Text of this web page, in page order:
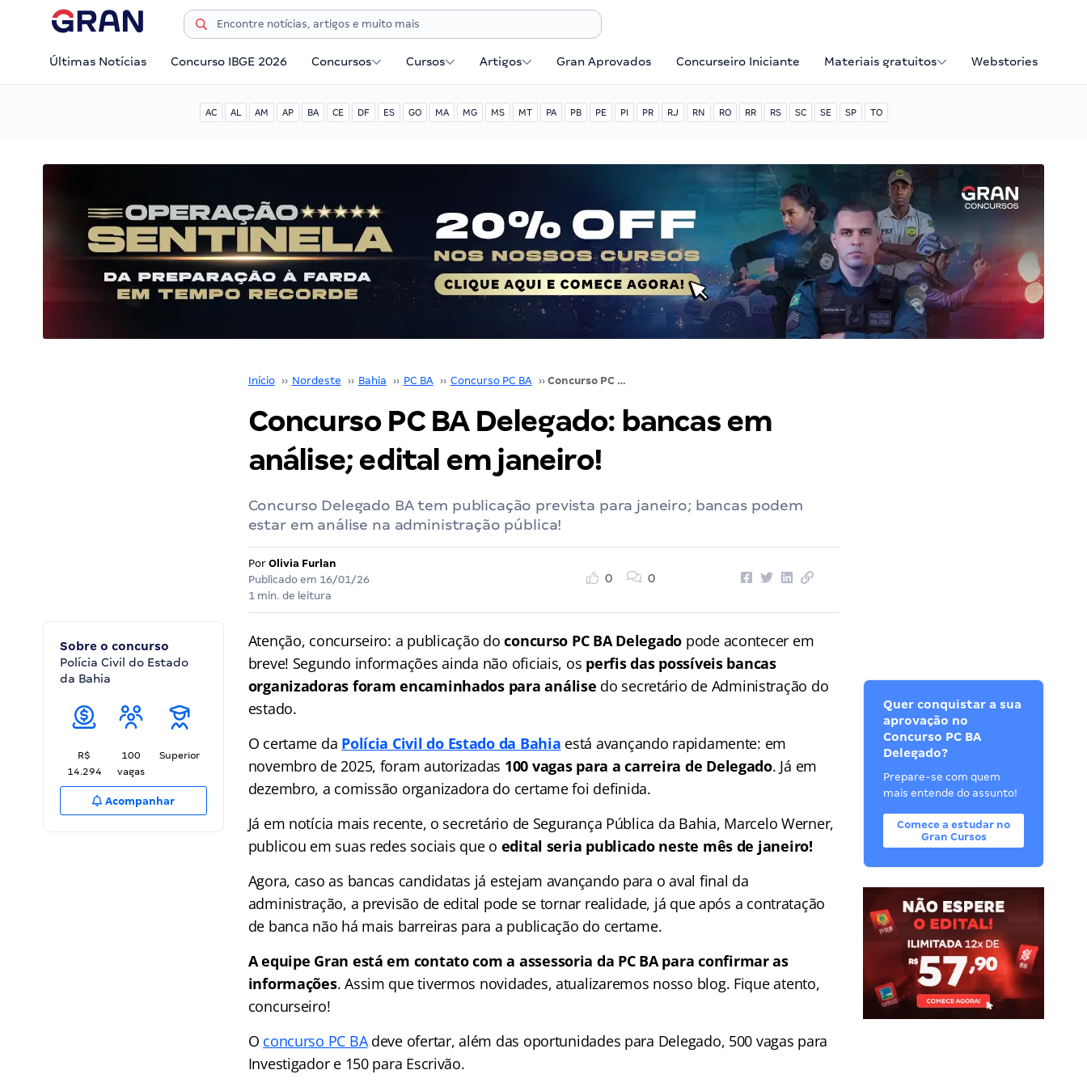
Últimas Notícias Concurso IBGE 2026 Concursos Cursos Artigos Gran Aprovados Concurseiro Iniciante Materiais gratuitos Webstories
AC AL AM AP BA CE DF ES GO MA MG MS MT PA PB PE PI PR RJ RN RO RR RS SC SE SP TO
Início ›› Nordeste ›› Bahia ›› PC BA ›› Concurso PC BA ›› Concurso PC BA Delegado: bancas em análise; edital em janeiro!
Concurso PC BA Delegado: bancas em
análise; edital em janeiro!
Concurso Delegado BA tem publicação prevista para janeiro; bancas podem
estar em análise na administração pública!
Por Olivia Furlan
Publicado em 16/01/26
1 min. de leitura
0 0
Sobre o concurso
Polícia Civil do Estado
da Bahia
R$
14.294
100
vagas
Superior
Acompanhar
Atenção, concurseiro: a publicação doconcurso PC BA Delegado pode acontecer em
breve! Segundo informações ainda não oficiais, os perfis das possíveis bancas
organizadoras foram encaminhados para análise do secretário de Administração do
estado.
O certame da Polícia Civil do Estado da Bahia está avançando rapidamente: em
novembro de 2025, foram autorizadas 100 vagas para a carreira de Delegado. Já em
dezembro, a comissão organizadora do certame foi definida.
Já em notícia mais recente, o secretário de Segurança Pública da Bahia, Marcelo Werner,
publicou em suas redes sociais que o edital seria publicado neste mês de janeiro!
Agora, caso as bancas candidatas já estejam avançando para o aval final da
administração, a previsão de edital pode se tornar realidade, já que após a contratação
de banca não há mais barreiras para a publicação do certame.
A equipe Gran está em contato com a assessoria da PC BA para confirmar as
informações. Assim que tivermos novidades, atualizaremos nosso blog. Fique atento,
concurseiro!
O concurso PC BAdeve ofertar, além das oportunidades para Delegado, 500 vagas para
Investigador e 150 para Escrivão.
Quer conquistar a sua
aprovação no
Concurso PC BA
Delegado?
Prepare-se com quem
mais entende do assunto!
Comece a estudar no
Gran Cursos